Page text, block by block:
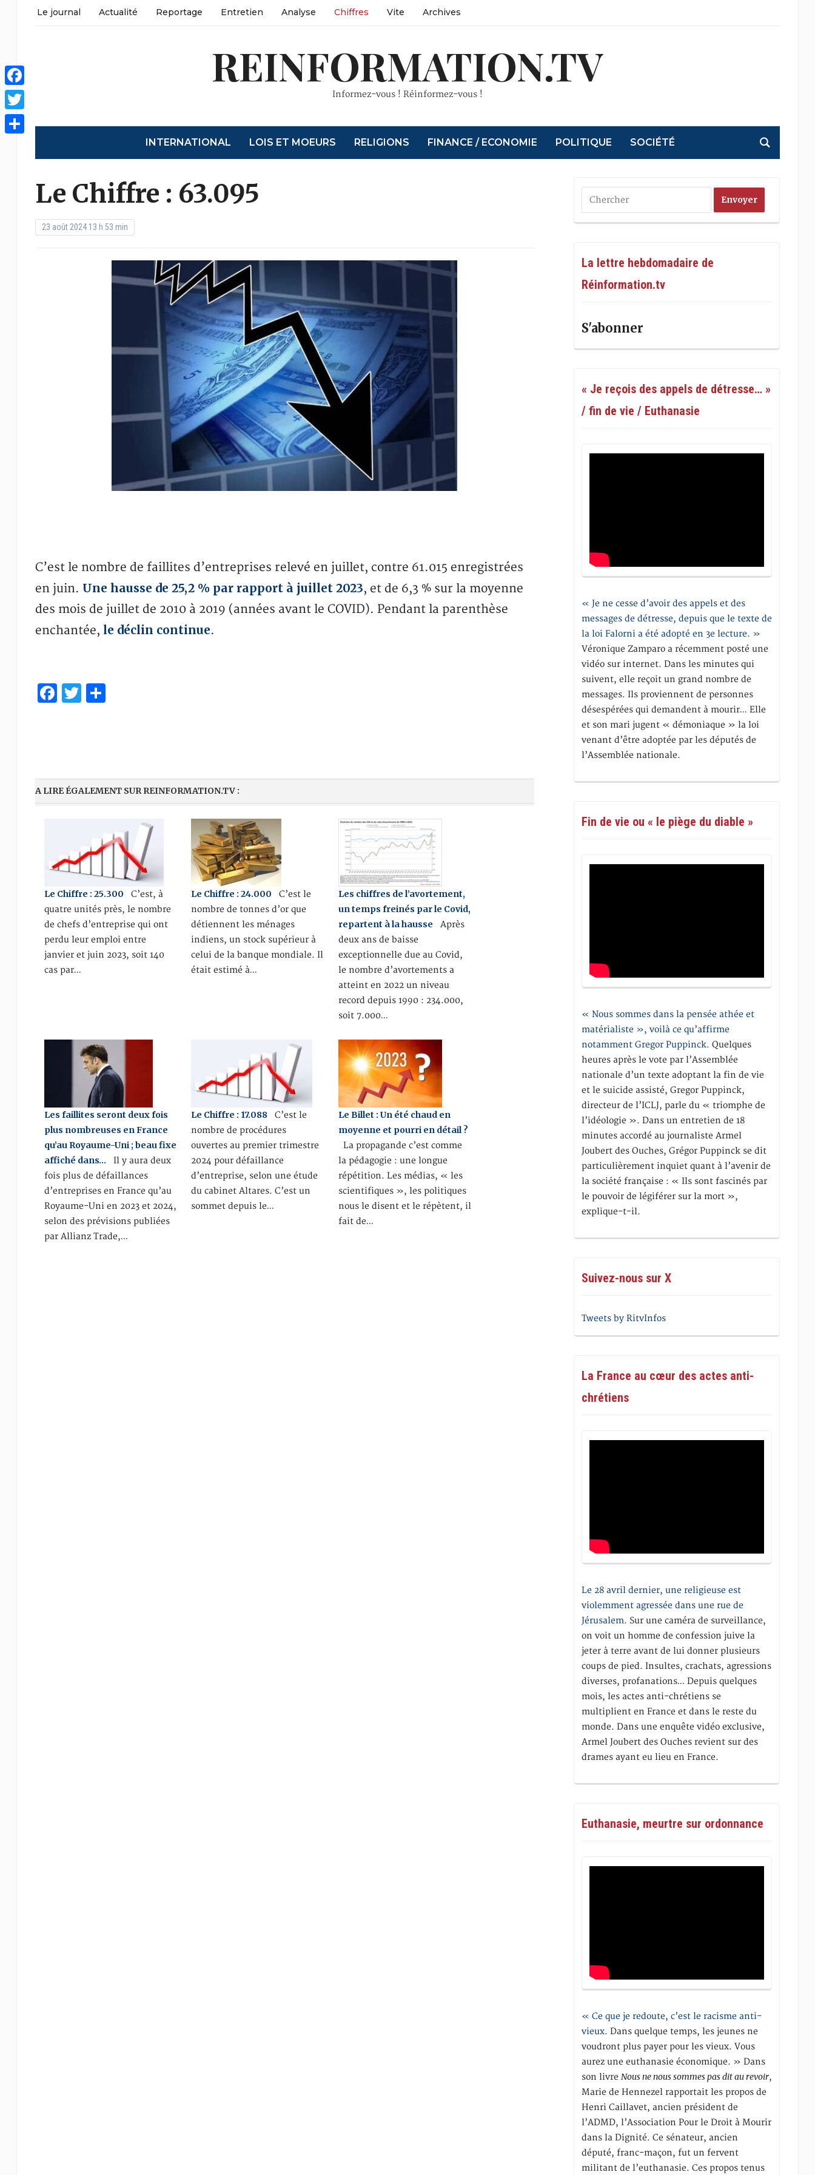
Le journal Actualité Reportage Entretien Analyse Chiffres Vite Archives
REINFORMATION.TV
Informez-vous ! Réinformez-vous !
INTERNATIONAL LOIS ET MOEURS RELIGIONS FINANCE / ECONOMIE POLITIQUE SOCIÉTÉ
Le Chiffre : 63.095
23 août 2024 13 h 53 min
C’est le nombre de faillites d’entreprises relevé en juillet, contre 61.015 enregistrées
en juin. Une hausse de 25,2 % par rapport à juillet 2023, et de 6,3 % sur la moyenne
des mois de juillet de 2010 à 2019 (années avant le COVID). Pendant la parenthèse
enchantée, le déclin continue.
Facebook
Twitter
Partager
A LIRE ÉGALEMENT SUR REINFORMATION.TV :
Le Chiffre : 25.300 C’est, à
quatre unités près, le nombre
de chefs d’entreprise qui ont
perdu leur emploi entre
janvier et juin 2023, soit 140
cas par…
Le Chiffre : 24.000 C’est le
nombre de tonnes d’or que
détiennent les ménages
indiens, un stock supérieur à
celui de la banque mondiale. Il
était estimé à…
Les chiffres de l’avortement,
un temps freinés par le Covid,
repartent à la hausse Après
deux ans de baisse
exceptionnelle due au Covid,
le nombre d’avortements a
atteint en 2022 un niveau
record depuis 1990 : 234.000,
soit 7.000…
Les faillites seront deux fois
plus nombreuses en France
qu’au Royaume-Uni ; beau fixe
affiché dans… Il y aura deux
fois plus de défaillances
d’entreprises en France qu’au
Royaume-Uni en 2023 et 2024,
selon des prévisions publiées
par Allianz Trade,…
Le Chiffre : 17.088 C’est le
nombre de procédures
ouvertes au premier trimestre
2024 pour défaillance
d’entreprise, selon une étude
du cabinet Altares. C’est un
sommet depuis le…
Le Billet : Un été chaud en
moyenne et pourri en détail ?
La propagande c’est comme
la pédagogie : une longue
répétition. Les médias, « les
scientifiques », les politiques
nous le disent et le répètent, il
fait de…
La lettre hebdomadaire de
Réinformation.tv
S'abonner
« Je reçois des appels de détresse… »
/ fin de vie / Euthanasie
« Je ne cesse d’avoir des appels et des
messages de détresse, depuis que le texte de
la loi Falorni a été adopté en 3e lecture. »
Véronique Zamparo a récemment posté une
vidéo sur internet. Dans les minutes qui
suivent, elle reçoit un grand nombre de
messages. Ils proviennent de personnes
désespérées qui demandent à mourir… Elle
et son mari jugent « démoniaque » la loi
venant d’être adoptée par les députés de
l’Assemblée nationale.
Fin de vie ou « le piège du diable »
« Nous sommes dans la pensée athée et
matérialiste », voilà ce qu’affirme
notamment Gregor Puppinck. Quelques
heures après le vote par l’Assemblée
nationale d’un texte adoptant la fin de vie
et le suicide assisté, Gregor Puppinck,
directeur de l’ICLJ, parle du « triomphe de
l’idéologie ». Dans un entretien de 18
minutes accordé au journaliste Armel
Joubert des Ouches, Grégor Puppinck se dit
particulièrement inquiet quant à l’avenir de
la société française : « Ils sont fascinés par
le pouvoir de légiférer sur la mort »,
explique-t-il.
Suivez-nous sur X
Tweets by RitvInfos
La France au cœur des actes anti-
chrétiens
Le 28 avril dernier, une religieuse est
violemment agressée dans une rue de
Jérusalem. Sur une caméra de surveillance,
on voit un homme de confession juive la
jeter à terre avant de lui donner plusieurs
coups de pied. Insultes, crachats, agressions
diverses, profanations… Depuis quelques
mois, les actes anti-chrétiens se
multiplient en France et dans le reste du
monde. Dans une enquête vidéo exclusive,
Armel Joubert des Ouches revient sur des
drames ayant eu lieu en France.
Euthanasie, meurtre sur ordonnance
« Ce que je redoute, c’est le racisme anti-
vieux. Dans quelque temps, les jeunes ne
voudront plus payer pour les vieux. Vous
aurez une euthanasie économique. » Dans
son livreNous ne nous sommes pas dit au revoir,
Marie de Hennezel rapportait les propos de
Henri Caillavet, ancien président de
l’ADMD, l’Association Pour le Droit à Mourir
dans la Dignité. Ce sénateur, ancien
député, franc-maçon, fut un fervent
militant de l’euthanasie. Ces propos tenus
Facebook
Twitter